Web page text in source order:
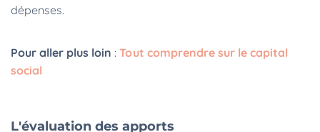
dépenses.
Pour aller plus loin :Tout comprendre sur le capital
social
L'évaluation des apports